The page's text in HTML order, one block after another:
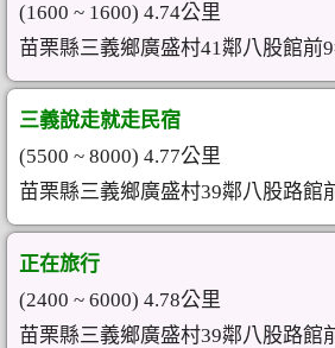
(1600 ~ 1600) 4.74公里
苗栗縣三義鄉廣盛村41鄰八股館前
三義說走就走民宿
(5500 ~ 8000) 4.77公里
苗栗縣三義鄉廣盛村39鄰八股路館
正在旅行
(2400 ~ 6000) 4.78公里
苗栗縣三義鄉廣盛村39鄰八股路館